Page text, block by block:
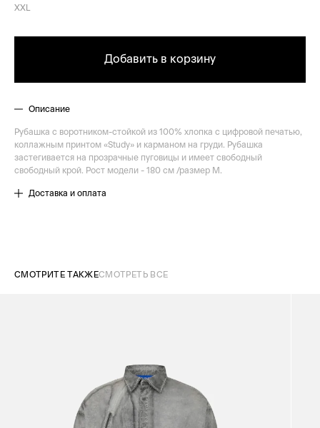
XXL
Добавить в корзину
Описание
Рубашка с воротником-стойкой из 100% хлопка с цифровой печатью,
коллажным принтом «Study» и карманом на груди. Рубашка
застегивается на прозрачные пуговицы и имеет свободный
свободный крой. Рост модели - 180 см /размер M.
Доставка и оплата
СМОТРИТЕ ТАКЖЕСМОТРЕТЬ ВСЕ